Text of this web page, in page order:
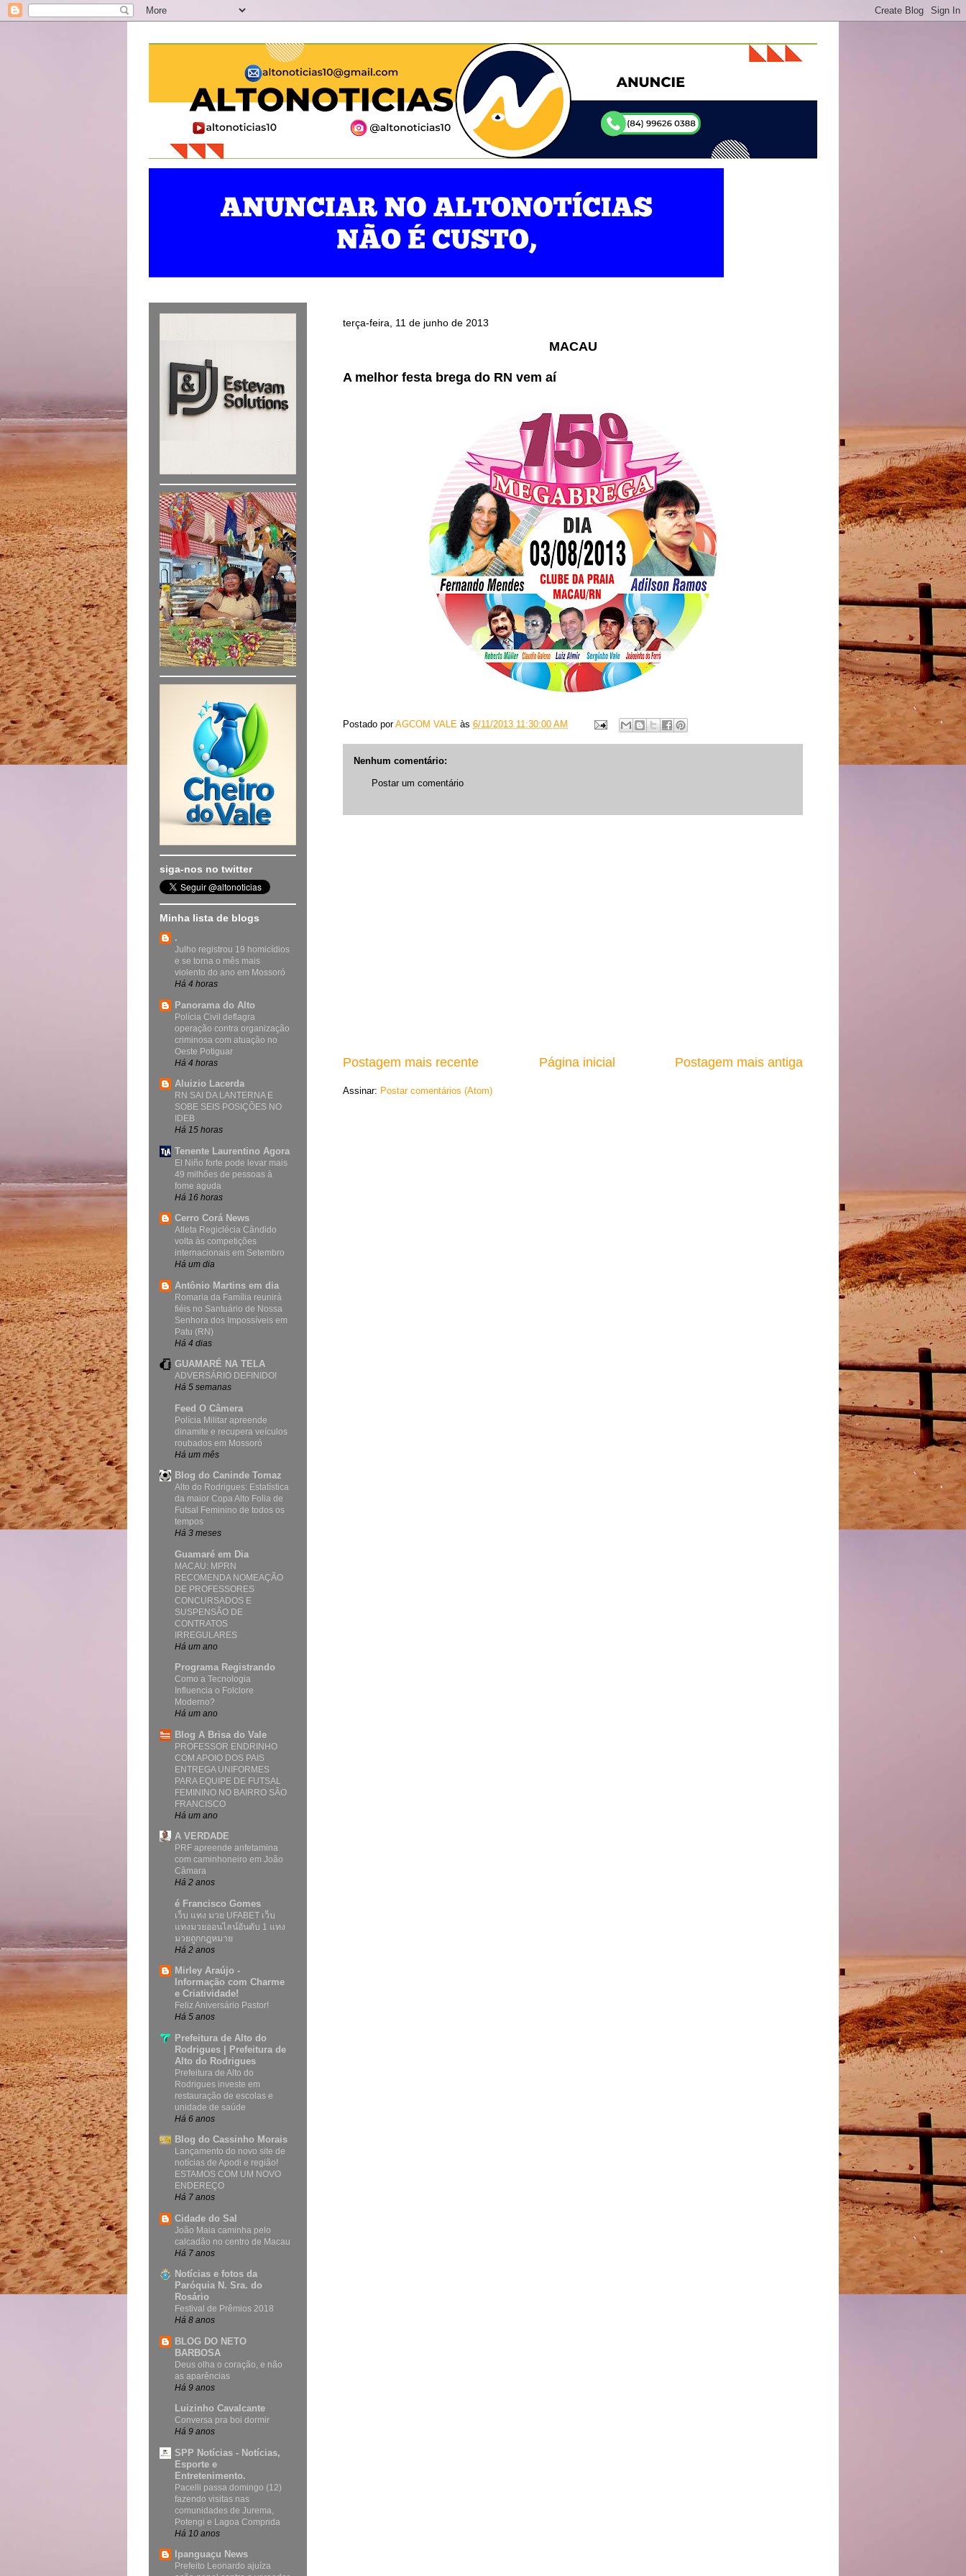
terça-feira, 11 de junho de 2013
MACAU
A melhor festa brega do RN vem aí
Postado porAGCOM VALE às 6/11/2013 11:30:00 AM
Nenhum comentário:
Postar um comentário
Postagem mais recente Postagem mais antiga
Página inicial
Assinar: Postar comentários (Atom)
siga-nos no twitter
Minha lista de blogs
.
Julho registrou 19 homicídios
e se torna o mês mais
violento do ano em Mossoró
Há 4 horas
Panorama do Alto
Polícia Civil deflagra
operação contra organização
criminosa com atuação no
Oeste Potiguar
Há 4 horas
Aluizio Lacerda
RN SAI DA LANTERNA E
SOBE SEIS POSIÇÕES NO
IDEB
Há 15 horas
Tenente Laurentino Agora
El Niño forte pode levar mais
49 milhões de pessoas à
fome aguda
Há 16 horas
Cerro Corá News
Atleta Regiclécia Cândido
volta às competições
internacionais em Setembro
Há um dia
Antônio Martins em dia
Romaria da Família reunirá
fiéis no Santuário de Nossa
Senhora dos Impossíveis em
Patu (RN)
Há 4 dias
GUAMARÉ NA TELA
ADVERSÁRIO DEFINIDO!
Há 5 semanas
Feed O Câmera
Polícia Militar apreende
dinamite e recupera veículos
roubados em Mossoró
Há um mês
Blog do Caninde Tomaz
Alto do Rodrigues: Estatística
da maior Copa Alto Folia de
Futsal Feminino de todos os
tempos
Há 3 meses
Guamaré em Dia
MACAU: MPRN
RECOMENDA NOMEAÇÃO
DE PROFESSORES
CONCURSADOS E
SUSPENSÃO DE
CONTRATOS
IRREGULARES
Há um ano
Programa Registrando
Como a Tecnologia
Influencia o Folclore
Moderno?
Há um ano
Blog A Brisa do Vale
PROFESSOR ENDRINHO
COM APOIO DOS PAIS
ENTREGA UNIFORMES
PARA EQUIPE DE FUTSAL
FEMININO NO BAIRRO SÃO
FRANCISCO
Há um ano
A VERDADE
PRF apreende anfetamina
com caminhoneiro em João
Câmara
Há 2 anos
é Francisco Gomes
เว็บ แทง มวย UFABET เว็บ
แทงมวยออนไลน์อันดับ 1 แทง
มวยถูกกฎหมาย
Há 2 anos
Mirley Araújo -
Informação com Charme
e Criatividade!
Feliz Aniversário Pastor!
Há 5 anos
Prefeitura de Alto do
Rodrigues | Prefeitura de
Alto do Rodrigues
Prefeitura de Alto do
Rodrigues investe em
restauração de escolas e
unidade de saúde
Há 6 anos
Blog do Cassinho Morais
Lançamento do novo site de
notícias de Apodi e região!
ESTAMOS COM UM NOVO
ENDEREÇO
Há 7 anos
Cidade do Sal
João Maia caminha pelo
calcadão no centro de Macau
Há 7 anos
Notícias e fotos da
Paróquia N. Sra. do
Rosário
Festival de Prêmios 2018
Há 8 anos
BLOG DO NETO
BARBOSA
Deus olha o coração, e não
as aparências
Há 9 anos
Luizinho Cavalcante
Conversa pra boi dormir
Há 9 anos
SPP Notícias - Notícias,
Esporte e
Entretenimento.
Pacelli passa domingo (12)
fazendo visitas nas
comunidades de Jurema,
Potengi e Lagoa Comprida
Há 10 anos
Ipanguaçu News
Prefeito Leonardo ajuíza